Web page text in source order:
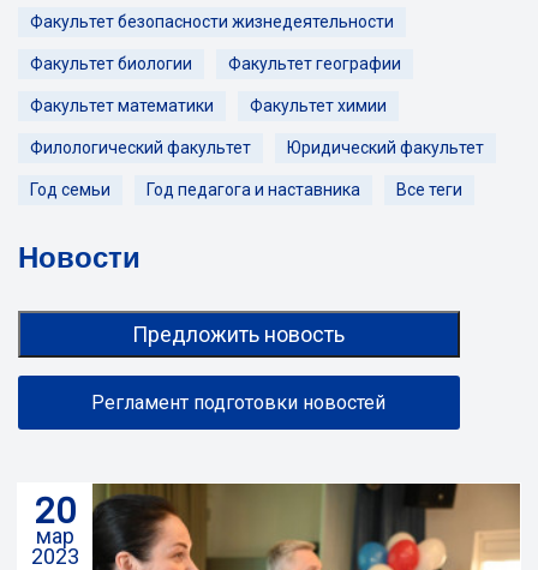
Факультет безопасности жизнедеятельности
Факультет биологии Факультет географии
Факультет математики Факультет химии
Филологический факультет Юридический факультет
Год семьи Год педагога и наставника Все теги
Новости
20
мар
2023
Предложить новость
Регламент подготовки новостей